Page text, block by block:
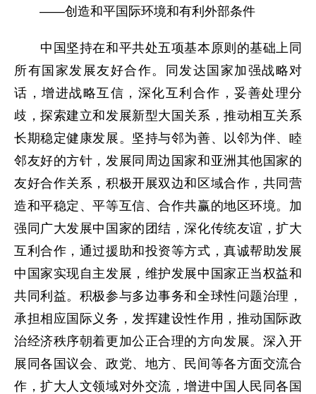
——创造和平国际环境和有利外部条件
中国坚持在和平共处五项基本原则的基础上同
所有国家发展友好合作。同发达国家加强战略对
话，增进战略互信，深化互利合作，妥善处理分
歧，探索建立和发展新型大国关系，推动相互关系
长期稳定健康发展。坚持与邻为善、以邻为伴、睦
邻友好的方针，发展同周边国家和亚洲其他国家的
友好合作关系，积极开展双边和区域合作，共同营
造和平稳定、平等互信、合作共赢的地区环境。加
强同广大发展中国家的团结，深化传统友谊，扩大
互利合作，通过援助和投资等方式，真诚帮助发展
中国家实现自主发展，维护发展中国家正当权益和
共同利益。积极参与多边事务和全球性问题治理，
承担相应国际义务，发挥建设性作用，推动国际政
治经济秩序朝着更加公正合理的方向发展。深入开
展同各国议会、政党、地方、民间等各方面交流合
作，扩大人文领域对外交流，增进中国人民同各国